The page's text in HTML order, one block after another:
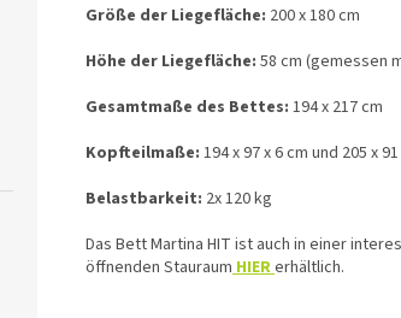
Größe der Liegefläche: 200 x 180 cm
Höhe der Liegefläche: 58 cm (gemessen
Gesamtmaße des Bettes: 194 x 217 cm
Kopfteilmaße: 194 x 97 x 6 cm und 205 x
Belastbarkeit: 2x 120 kg
Das Bett Martina HIT ist auch in einer
öffnenden StauraumHIERerhältlich.